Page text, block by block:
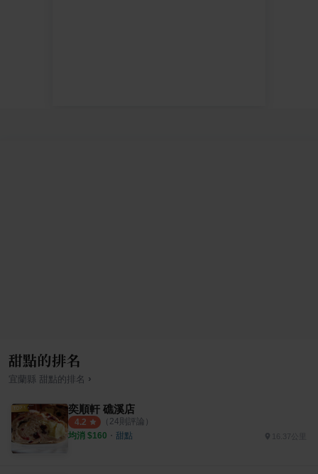
甜點的排名
宜蘭縣 甜點的排名 ›
奕順軒 礁溪店
4.2 （ 24則評論）
均消 $160 ・ 甜點